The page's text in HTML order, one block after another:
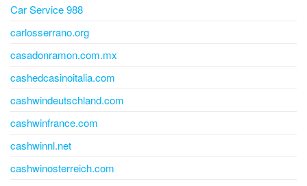
Car Service 988
carlosserrano.org
casadonramon.com.mx
cashedcasinoitalia.com
cashwindeutschland.com
cashwinfrance.com
cashwinnl.net
cashwinosterreich.com